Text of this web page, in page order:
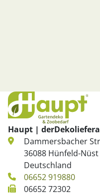
Haupt |
Dammersbacher
36088 Hünfeld-Nüst
Deutschland
06652 919880
06652 72302